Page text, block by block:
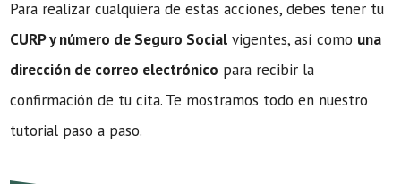
Para realizar cualquiera de estas acciones, debes tener tu
CURP y número de Seguro Social vigentes, así como una
dirección de correo electrónico para recibir la
confirmación de tu cita. Te mostramos todo en nuestro
tutorial paso a paso.